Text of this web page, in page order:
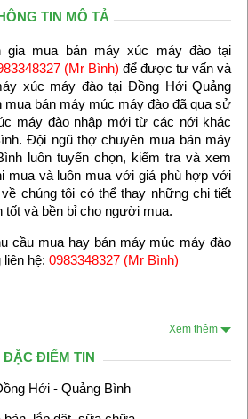
TIN MÔ TẢ
gia mua bán máy xúc máy đào tại
(Mr Bình) để được tư vấn và
xúc máy đào tại Đồng Hới Quảng
mua bán máy múc máy đào đã qua sử
máy đào nhập mới từ các nới khác
Đội ngũ thợ chuyên mua bán máy
luôn tuyển chọn, kiểm tra và xem
và luôn mua với giá phù hợp với
chúng tôi có thể thay những chi tiết
tốt và bền bỉ cho người mua.
cầu mua hay bán máy múc máy đào
hệ: 0983348327 (Mr Bình)
Xem thêm
ĐẶC ĐIỂM TIN
Hới - Quảng Bình